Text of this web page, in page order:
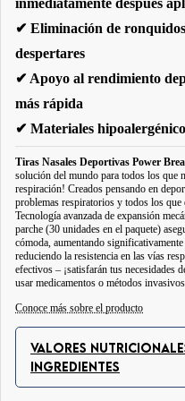
inmediatamente después
✔ Eliminación de
despertares
✔ Apoyo al rendimiento
más rápida
✔ Materiales
Tiras Nasales Deportivas Power
solución del mundo para todos los que
respiración! Creados pensando en
problemas respiratorios y todos los
Tecnología avanzada de expansión
parche (30 unidades en el paquete)
cómoda, aumentando
reduciendo la resistencia en las vías
efectivos – ¡satisfarán tus necesidades
usar medicamentos o métodos
Conoce más sobre el producto
Las tiras nasales Power Breathing
producto para mejorar la
de biohacking que ensancha
flujo de aire sin obstrucciones. Su
VALORES
INGREDIENTES